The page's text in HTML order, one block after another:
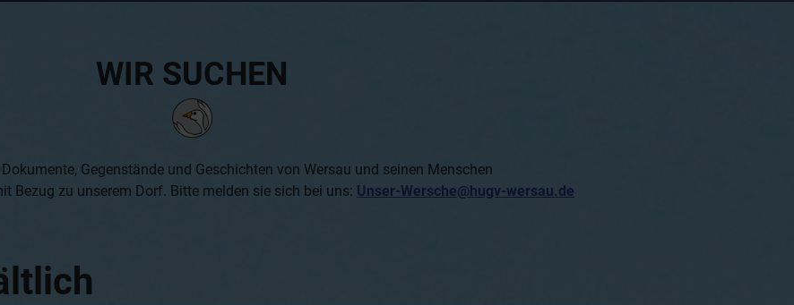
WIR SUCHEN
Gegenstände und Geschichten von Wersau und seinen Menschen
Bezug zu unserem Dorf. Bitte melden sie sich bei uns: Unser-Wersche@hugv-wersau.de